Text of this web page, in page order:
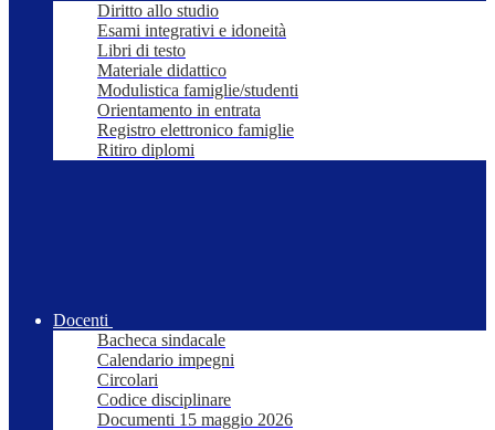
Diritto allo studio
Esami integrativi e idoneità
Libri di testo
Materiale didattico
Modulistica famiglie/studenti
Orientamento in entrata
Registro elettronico famiglie
Ritiro diplomi
Docenti
Bacheca sindacale
Calendario impegni
Circolari
Codice disciplinare
Documenti 15 maggio 2026